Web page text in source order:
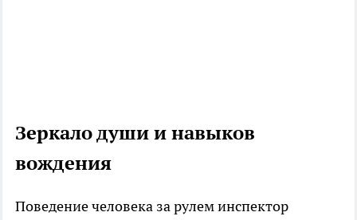
Зеркало души и навыков
вождения
Поведение человека за рулем инспектор